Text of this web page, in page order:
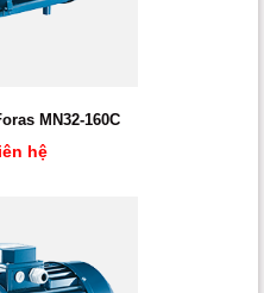
MN32-160C
hệ